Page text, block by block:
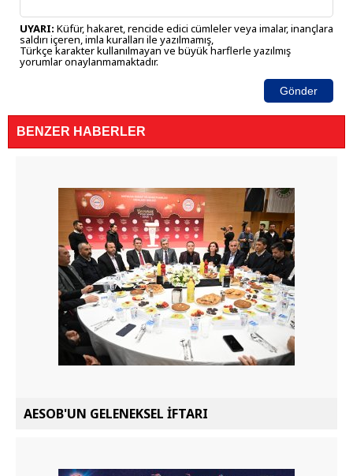
UYARI: Küfür, hakaret, rencide edici cümleler veya imalar, inançlara
saldırı içeren, imla kuralları ile yazılmamış,
Türkçe karakter kullanılmayan ve büyük harflerle yazılmış
yorumlar onaylanmamaktadır.
Gönder
BENZER HABERLER
AESOB'UN GELENEKSEL İFTARI